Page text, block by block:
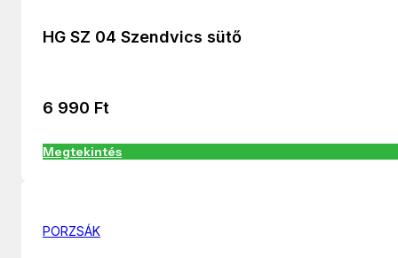
HG SZ 04 Szendvics sütő
6 990 Ft
Megtekintés
PORZSÁK